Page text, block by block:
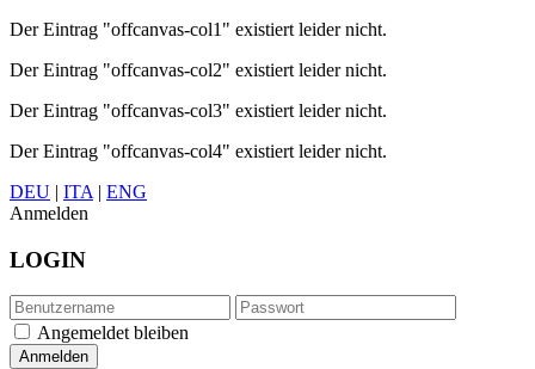
Der Eintrag "offcanvas-col1" existiert leider nicht.
Der Eintrag "offcanvas-col2" existiert leider nicht.
Der Eintrag "offcanvas-col3" existiert leider nicht.
Der Eintrag "offcanvas-col4" existiert leider nicht.
DEU | ITA | ENG
Anmelden
LOGIN
Angemeldet bleiben